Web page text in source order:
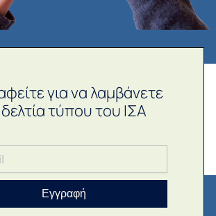
για να λαμβάνετε
τύπου του ΙΣΑ
Εγγραφή